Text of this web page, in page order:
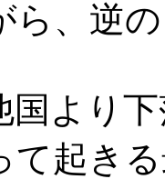
ら、逆
より
て起き